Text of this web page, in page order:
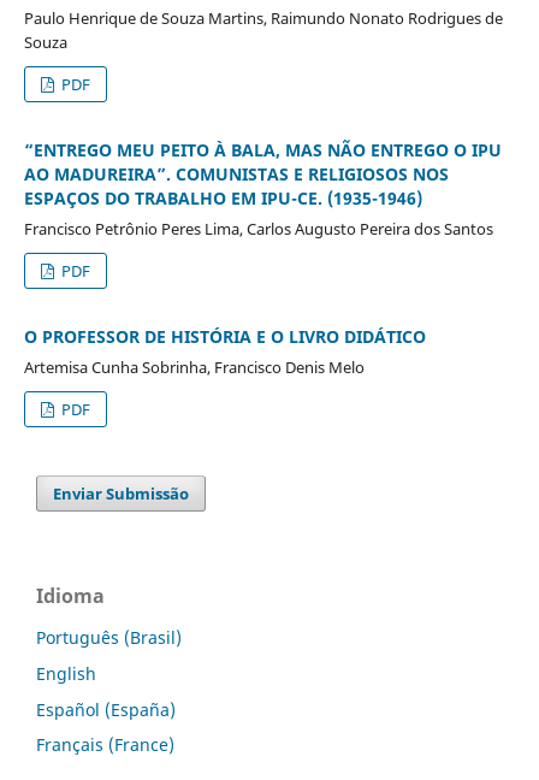
Paulo Henrique de Souza Martins, Raimundo Nonato Rodrigues de
Souza
PDF
“ENTREGO MEU PEITO À BALA, MAS NÃO ENTREGO O IPU
AO MADUREIRA”. COMUNISTAS E RELIGIOSOS NOS
ESPAÇOS DO TRABALHO EM IPU-CE. (1935-1946)
Francisco Petrônio Peres Lima, Carlos Augusto Pereira dos Santos
PDF
O PROFESSOR DE HISTÓRIA E O LIVRO DIDÁTICO
Artemisa Cunha Sobrinha, Francisco Denis Melo
PDF
Enviar Submissão
Idioma
Português (Brasil)
English
Español (España)
Français (France)